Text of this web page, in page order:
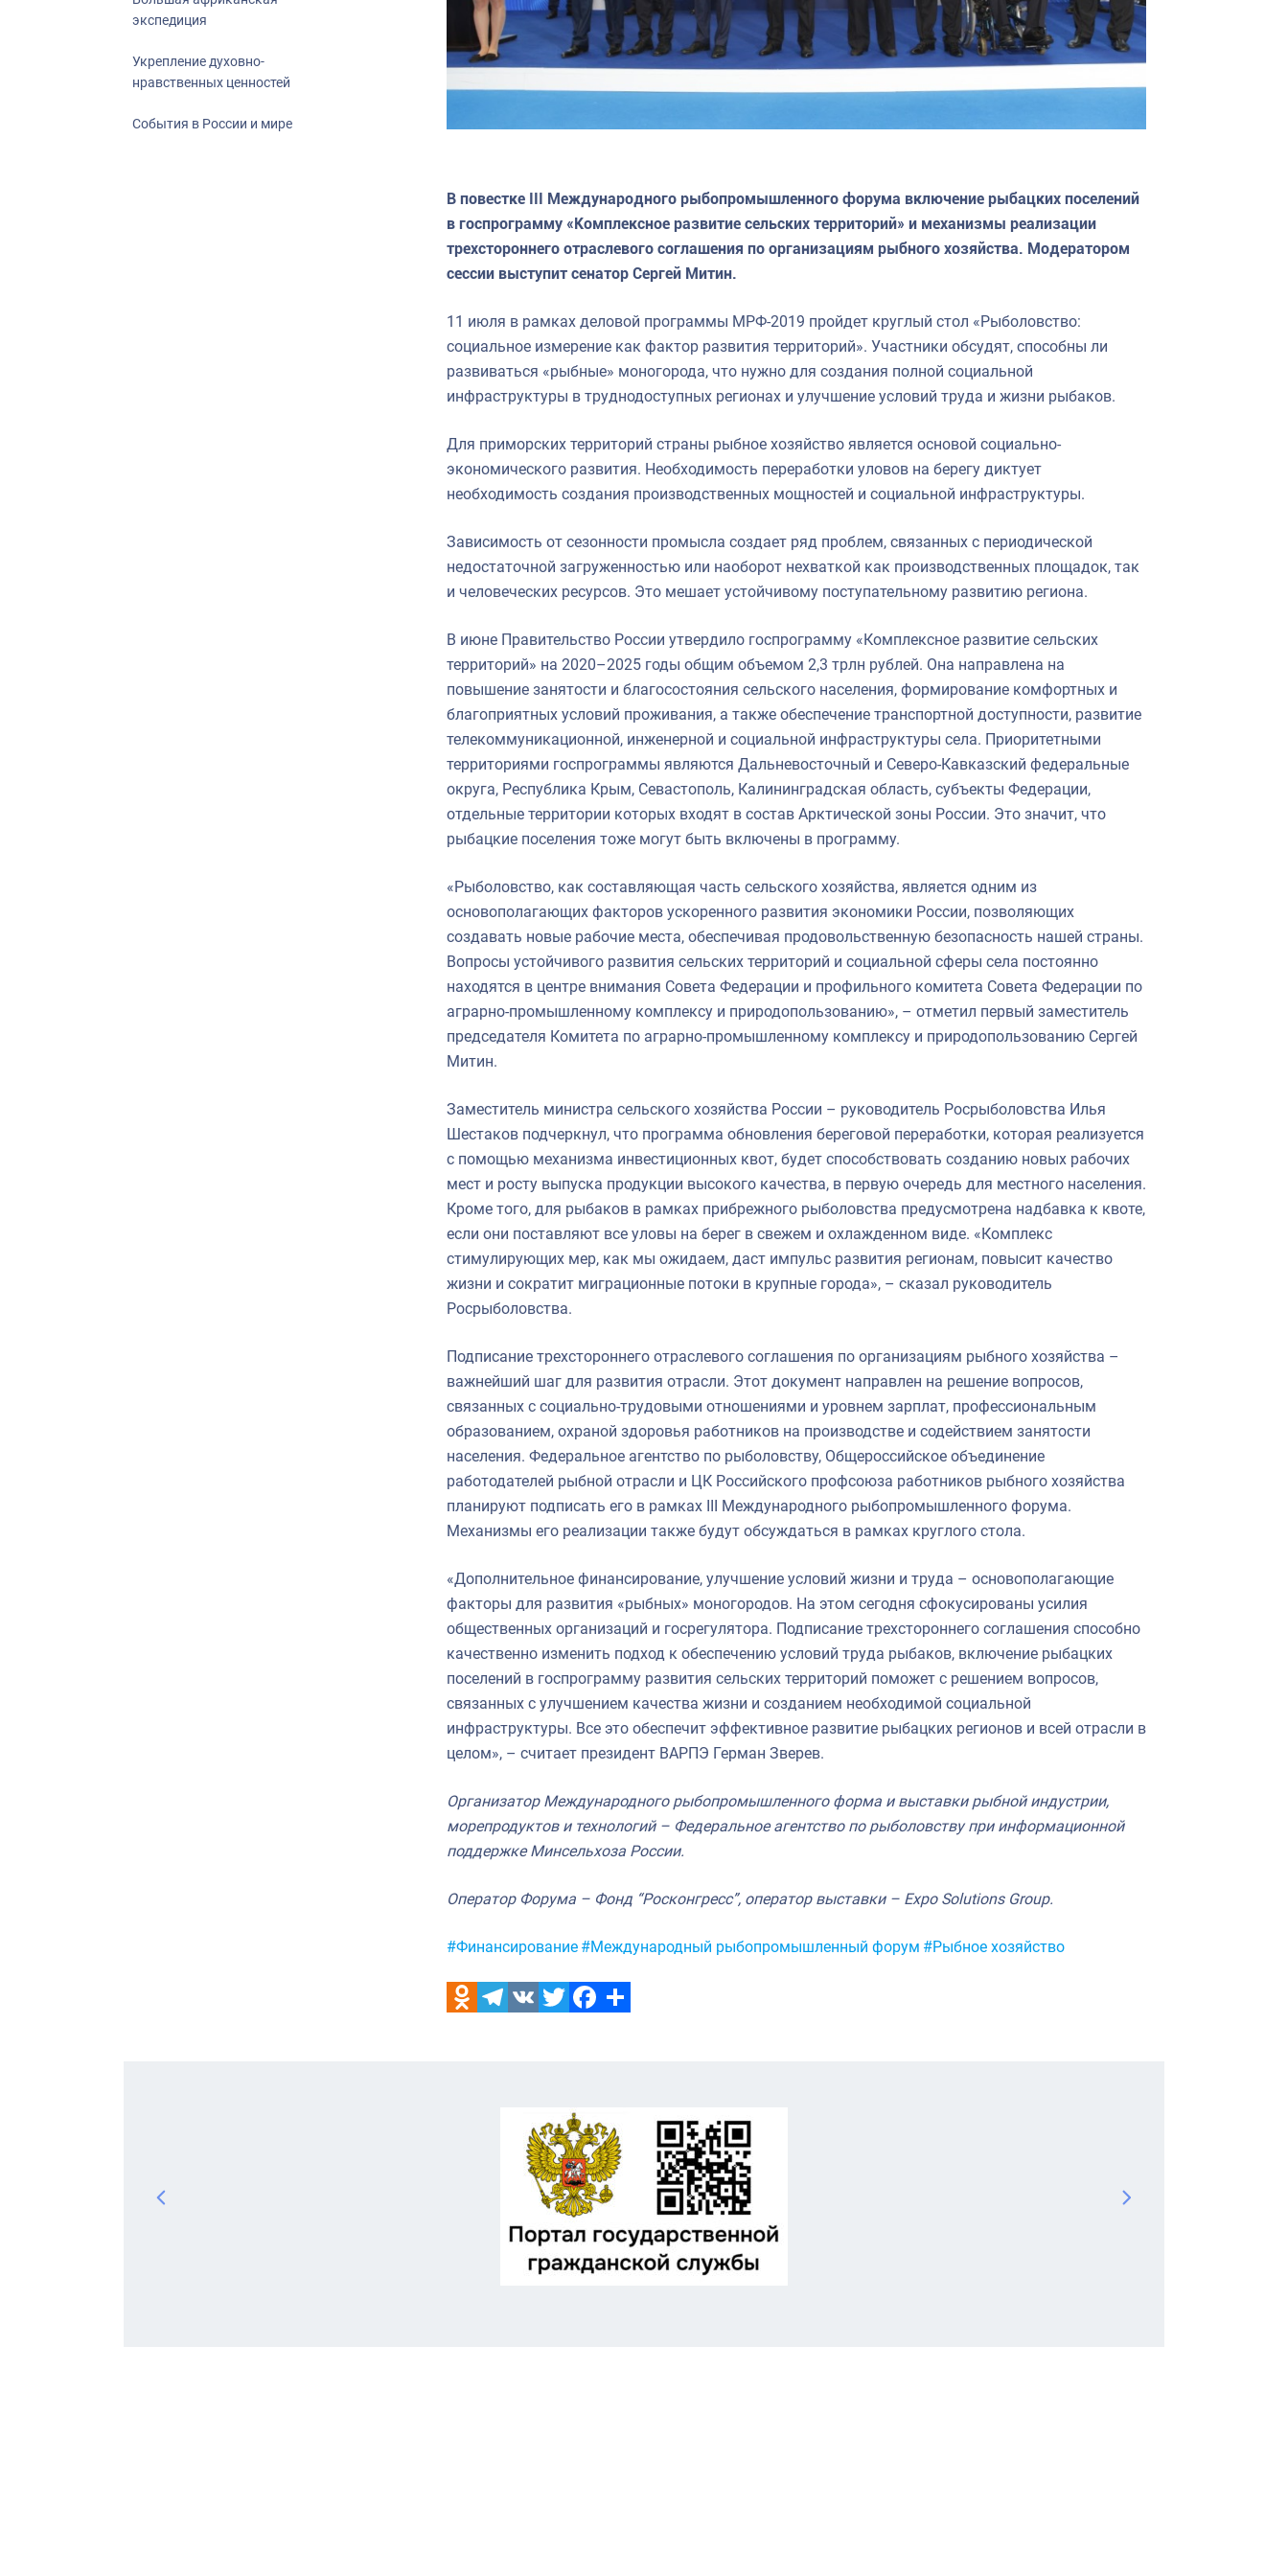
экспедиция
Укрепление духовно-
нравственных ценностей
События в России и мире
В повестке III Международного рыбопромышленного форума включение рыбацких поселений
в госпрограмму «Комплексное развитие сельских территорий» и механизмы реализации
трехстороннего отраслевого соглашения по организациям рыбного хозяйства. Модератором
сессии выступит сенатор Сергей Митин.
11 июля в рамках деловой программы МРФ-2019 пройдет круглый стол «Рыболовство:
социальное измерение как фактор развития территорий». Участники обсудят, способны ли
развиваться «рыбные» моногорода, что нужно для создания полной социальной
инфраструктуры в труднодоступных регионах и улучшение условий труда и жизни рыбаков.
Для приморских территорий страны рыбное хозяйство является основой социально-
экономического развития. Необходимость переработки уловов на берегу диктует
необходимость создания производственных мощностей и социальной инфраструктуры.
Зависимость от сезонности промысла создает ряд проблем, связанных с периодической
недостаточной загруженностью или наоборот нехваткой как производственных площадок, так
и человеческих ресурсов. Это мешает устойчивому поступательному развитию региона.
В июне Правительство России утвердило госпрограмму «Комплексное развитие сельских
территорий» на 2020–2025 годы общим объемом 2,3 трлн рублей. Она направлена на
повышение занятости и благосостояния сельского населения, формирование комфортных и
благоприятных условий проживания, а также обеспечение транспортной доступности, развитие
телекоммуникационной, инженерной и социальной инфраструктуры села. Приоритетными
территориями госпрограммы являются Дальневосточный и Северо-Кавказский федеральные
округа, Республика Крым, Севастополь, Калининградская область, субъекты Федерации,
отдельные территории которых входят в состав Арктической зоны России. Это значит, что
рыбацкие поселения тоже могут быть включены в программу.
«Рыболовство, как составляющая часть сельского хозяйства, является одним из
основополагающих факторов ускоренного развития экономики России, позволяющих
создавать новые рабочие места, обеспечивая продовольственную безопасность нашей страны.
Вопросы устойчивого развития сельских территорий и социальной сферы села постоянно
находятся в центре внимания Совета Федерации и профильного комитета Совета Федерации по
аграрно-промышленному комплексу и природопользованию», – отметил первый заместитель
председателя Комитета по аграрно-промышленному комплексу и природопользованию Сергей
Митин.
Заместитель министра сельского хозяйства России – руководитель Росрыболовства Илья
Шестаков подчеркнул, что программа обновления береговой переработки, которая реализуется
с помощью механизма инвестиционных квот, будет способствовать созданию новых рабочих
мест и росту выпуска продукции высокого качества, в первую очередь для местного населения.
Кроме того, для рыбаков в рамках прибрежного рыболовства предусмотрена надбавка к квоте,
если они поставляют все уловы на берег в свежем и охлажденном виде. «Комплекс
стимулирующих мер, как мы ожидаем, даст импульс развития регионам, повысит качество
жизни и сократит миграционные потоки в крупные города», – сказал руководитель
Росрыболовства.
Подписание трехстороннего отраслевого соглашения по организациям рыбного хозяйства –
важнейший шаг для развития отрасли. Этот документ направлен на решение вопросов,
связанных с социально-трудовыми отношениями и уровнем зарплат, профессиональным
образованием, охраной здоровья работников на производстве и содействием занятости
населения. Федеральное агентство по рыболовству, Общероссийское объединение
работодателей рыбной отрасли и ЦК Российского профсоюза работников рыбного хозяйства
планируют подписать его в рамках III Международного рыбопромышленного форума.
Механизмы его реализации также будут обсуждаться в рамках круглого стола.
«Дополнительное финансирование, улучшение условий жизни и труда – основополагающие
факторы для развития «рыбных» моногородов. На этом сегодня сфокусированы усилия
общественных организаций и госрегулятора. Подписание трехстороннего соглашения способно
качественно изменить подход к обеспечению условий труда рыбаков, включение рыбацких
поселений в госпрограмму развития сельских территорий поможет с решением вопросов,
связанных с улучшением качества жизни и созданием необходимой социальной
инфраструктуры. Все это обеспечит эффективное развитие рыбацких регионов и всей отрасли в
целом», – считает президент ВАРПЭ Герман Зверев.
Организатор Международного рыбопромышленного форма и выставки рыбной индустрии,
морепродуктов и технологий – Федеральное агентство по рыболовству при информационной
поддержке Минсельхоза России.
Оператор Форума – Фонд “Росконгресс”, оператор выставки – Expo Solutions Group.
Метки:
#Финансирование #Международный рыбопромышленный форум #Рыбное хозяйство